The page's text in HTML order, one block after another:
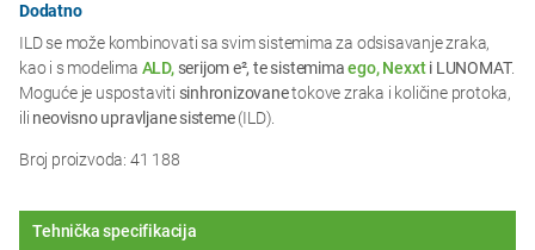
Dodatno
ILD se može kombinovati sa svim sistemima za odsisavanje zraka,
kao i s modelima ALD,serijom e², te sistemimaego,Nexxti LUNOMAT.
Moguće je uspostaviti sinhronizovanetokove zraka i količine protoka,
ili neovisno upravljane sisteme(ILD).
Broj proizvoda: 41 188
Tehnička specifikacija